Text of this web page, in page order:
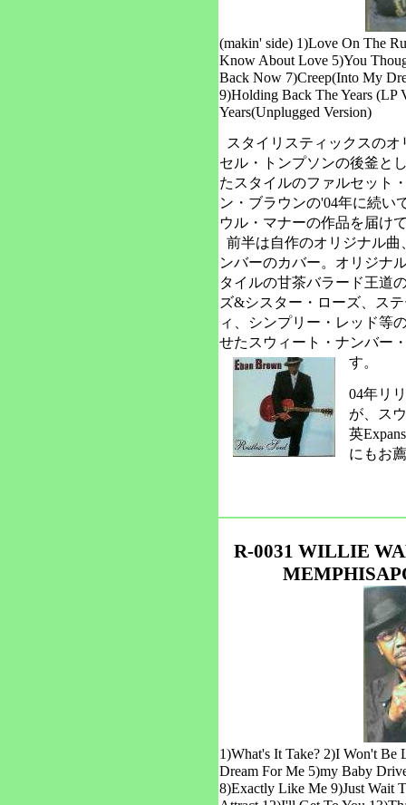
(makin' side) 1)Love On The
Know About Love 5)You
Back Now 7)Creep(Into My
9)Holding Back The Years (LP
Years(Unplugged Version)
スタイリスティックスの
セル・トンプソンの後釜と
たスタイルのファルセット
ン・ブラウンの'04年に続い
ウル・マナーの作品を届け
前半は自作のオリジナル
ンバーのカバー。オリジナ
タイルの甘茶バラード王道
ズ&シスター・ローズ、ス
ィ、シンプリー・レッド等
せたスウィート・ナンバー
す。
04年リ
が、ス
英
にもお
R-0031 WILLIE
1)What's It Take? 2)I Won't Be
Dream For Me 5)my Baby
8)Exactly Like Me 9)Just Wait